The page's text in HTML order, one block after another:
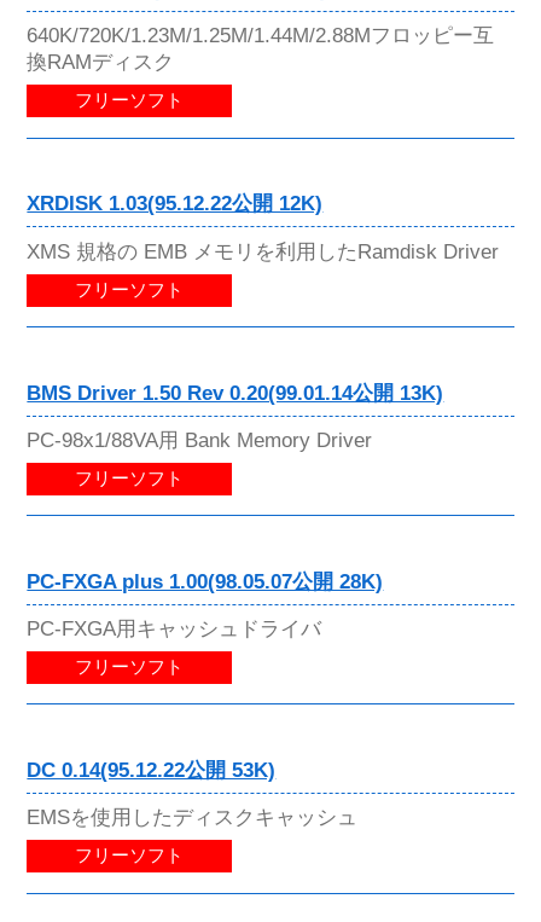
640K/720K/1.23M/1.25M/1.44M/2.88Mフロッピー互
換RAMディスク
フリーソフト
XRDISK 1.03(95.12.22公開 12K)
XMS 規格の EMB メモリを利用したRamdisk Driver
フリーソフト
BMS Driver 1.50 Rev 0.20(99.01.14公開 13K)
PC-98x1/88VA用 Bank Memory Driver
フリーソフト
PC-FXGA plus 1.00(98.05.07公開 28K)
PC-FXGA用キャッシュドライバ
フリーソフト
DC 0.14(95.12.22公開 53K)
EMSを使用したディスクキャッシュ
フリーソフト